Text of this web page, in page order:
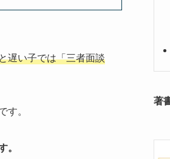
遅い子では「三者面談
。
著